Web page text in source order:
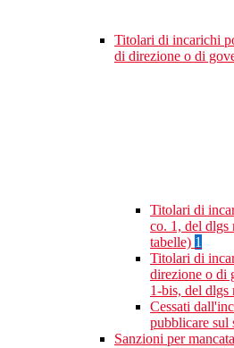
Titolari di incarichi
di direzione o di
Titolari di
co. 1, del dlgs
tabelle) 1
Titolari di
direzione o di
1-bis, del dlgs
Cessati
pubblicare sul
Sanzioni per